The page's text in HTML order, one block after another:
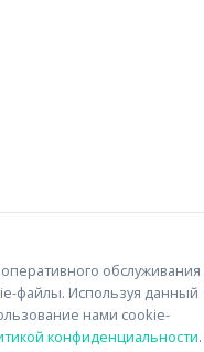
обслуживания
файлы. Используя данный
нами cookie-
конфиденциальности.